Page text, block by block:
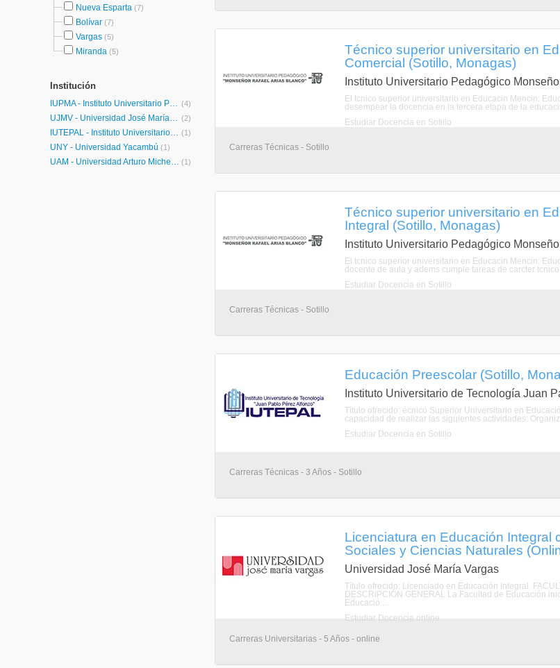
Nueva Esparta (7)
Bolívar (7)
Vargas (5)
Miranda (5)
Institución
IUPMA - Instituto Universitario Pedagógico Monseñor Rafael Arias Blanco (4)
UJMV - Universidad José María Vargas (2)
IUTEPAL - Instituto Universitario de Tecnología Juan Pablo Pérez Alfonzo (1)
UNY - Universidad Yacambú (1)
UAM - Universidad Arturo Michelena (1)
Técnico superior universitario en
Comercial (Sotillo, Monagas)
Instituto Universitario Pedagógico
El tcnico superior universitario en Educacin Mencin:
desempear la docencia en la tercera etapa de la
Estudiar Docencia en Sotillo
Carreras Técnicas - Sotillo
Técnico superior universitario en
Integral (Sotillo, Monagas)
Instituto Universitario Pedagógico
El tcnico superior universitario en Educacin Mencin:
docente de aula y adems cumple tareas de carcter
Estudiar Docencia en Sotillo
Carreras Técnicas - Sotillo
Educación Preescolar (Sotillo,
Instituto Universitario de Tecnología Juan
Título ofrecido: écnico Superior Universitario en
capacidad de realizar las siguientes actividades:
Estudiar Docencia en Sotillo
Carreras Técnicas - 3 Años - Sotillo
Licenciatura en Educación Integral
Sociales y Ciencias Naturales
Universidad José María Vargas
Título ofrecido: Licenciado en Educación Integral.
DESCRIPCIÓN GENERAL La Facultad de Educación
Educació ...
Estudiar Docencia online
Carreras Universitarias - 5 Años - online